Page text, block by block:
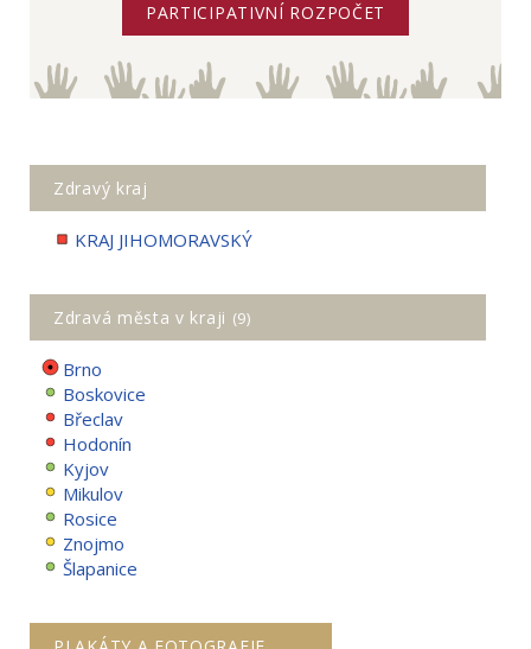
PARTICIPATIVNÍ ROZPOČET
Zdravý kraj
KRAJ JIHOMORAVSKÝ
Zdravá města v kraji (9)
Brno
Boskovice
Břeclav
Hodonín
Kyjov
Mikulov
Rosice
Znojmo
Šlapanice